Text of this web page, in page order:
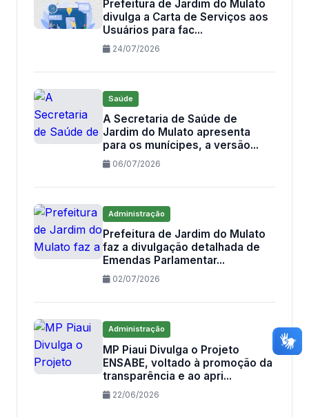
Prefeitura de Jardim do Mulato
divulga a Carta de Serviços aos
Usuários para fac...
24/07/2026
Saúde
A Secretaria de Saúde de
Jardim do Mulato apresenta
para os munícipes, a versão...
06/07/2026
Administração
Prefeitura de Jardim do Mulato
faz a divulgação detalhada de
Emendas Parlamentar...
02/07/2026
Administração
MP Piaui Divulga o Projeto
ENSABE, voltado à promoção da
transparência e ao apri...
22/06/2026